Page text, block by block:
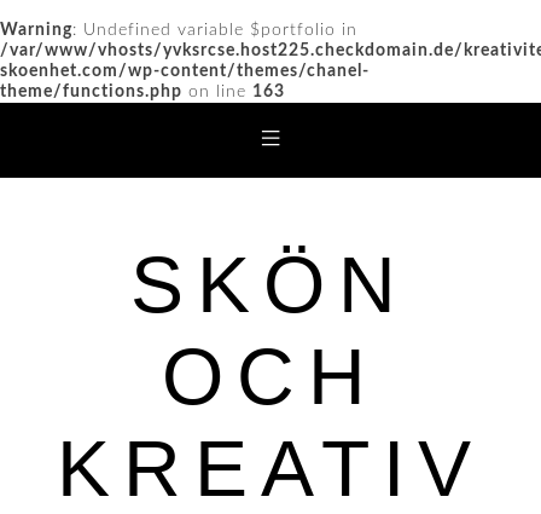
Warning: Undefined variable $portfolio in
/var/www/vhosts/yvksrcse.host225.checkdomain.de/
skoenhet.com/wp-content/themes/chanel-
theme/functions.php on line 163
SKÖN
OCH
KREATIV